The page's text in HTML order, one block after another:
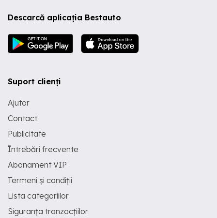
Descarcă aplicația Bestauto
Suport clienți
Ajutor
Contact
Publicitate
Întrebări frecvente
Abonament VIP
Termeni și condiții
Lista categoriilor
Siguranța tranzacțiilor